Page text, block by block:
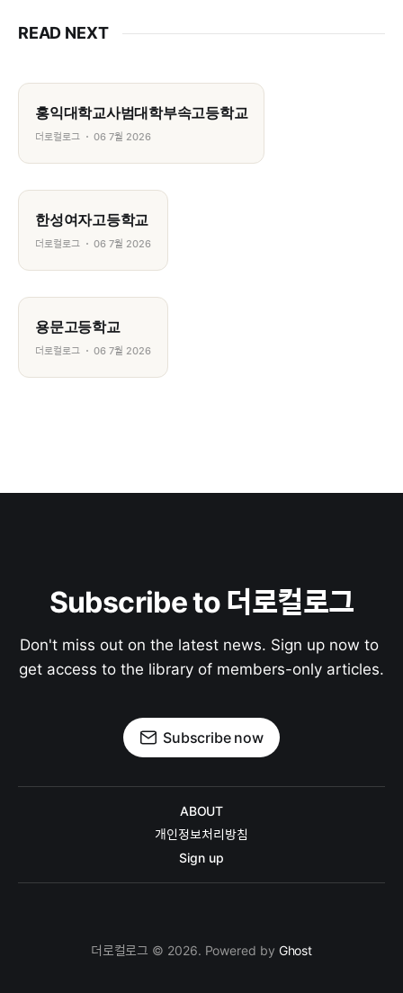
READ NEXT
홍익대학교사범대학부속고등학교
더로컬로그 06 7월 2026
한성여자고등학교
더로컬로그 06 7월 2026
용문고등학교
더로컬로그 06 7월 2026
Subscribe to 더로컬로그
Don't miss out on the latest news. Sign up now to
get access to the library of members-only articles.
Subscribe now
ABOUT
개인정보처리방침
Sign up
더로컬로그 © 2026. Powered by Ghost